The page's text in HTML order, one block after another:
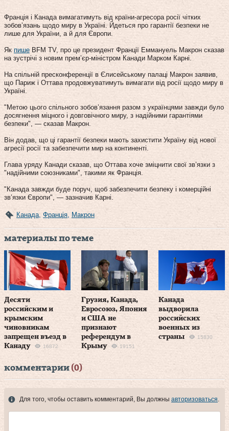
Франція і Канада вимагатимуть від країни-агресора росії чітких
зобов’язань щодо миру в Україні. Йдеться про гарантії безпеки не
лише для України, а й для Європи.
Як пише BFM TV, про це президент Франції Еммануель Макрон сказав
на зустрічі з новим прем’єр-міністром Канади Марком Карні.
На спільній пресконференції в Єлисейському палаці Макрон заявив,
що Париж і Оттава продовжуватимуть вимагати від росії щодо миру в
Україні.
"Метою цього спільного зобов’язання разом з українцями завжди було
досягнення міцного і довговічного миру, з надійними гарантіями
безпеки", — сказав Макрон.
Він додав, що ці гарантії безпеки мають захистити Україну від нової
агресії росії та забезпечити мир на континенті.
Глава уряду Канади сказав, що Оттава хоче зміцнити свої зв’язки з
"надійними союзниками", такими як Франція.
"Канада завжди буде поруч, щоб забезпечити безпеку і комерційні
зв’язки Європи", — зазначив Карні.
Канада, Франція, Макрон
материалы по теме
Десяти
российским и
крымским
чиновникам
запрещен въезд в
Канаду
16872
Грузия, Канада,
Евросоюз, Япония
и США не
признают
референдум в
Крыму
19151
Канада
выдворила
российских
военных из
страны
15830
комментарии (0)
Для того, чтобы оставить комментарий, Вы должны авторизоваться